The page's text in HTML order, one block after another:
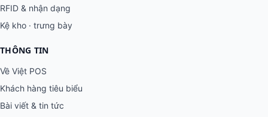
RFID & nhận dạng
Kệ kho · trưng bày
THÔNG TIN
Về Việt POS
Khách hàng tiêu biểu
Bài viết & tin tức